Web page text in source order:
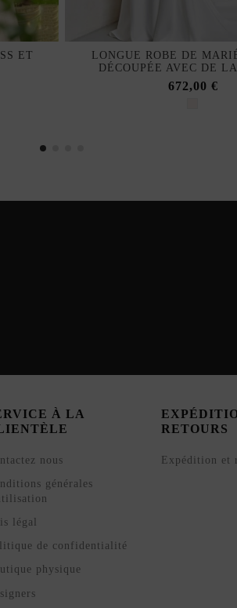
ET
LONGUE ROBE DE
DÉCOUPÉE AVEC DE
672,00 €
À LA
nous
générales
légal
de confidentialité
physique
RETOURS
Expédition et